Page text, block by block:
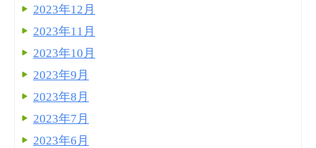
2023年12月
2023年11月
2023年10月
2023年9月
2023年8月
2023年7月
2023年6月